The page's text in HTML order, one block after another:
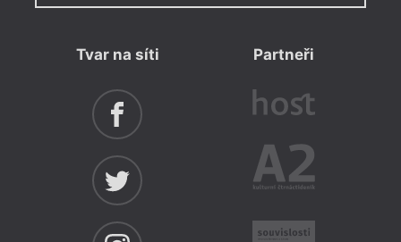
Tvar na síti Partneři